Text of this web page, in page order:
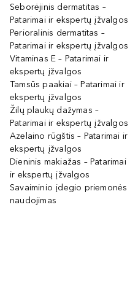
Seborėjinis dermatitas –
Patarimai ir ekspertų įžvalgos
Perioralinis dermatitas –
Patarimai ir ekspertų įžvalgos
Vitaminas E – Patarimai ir
ekspertų įžvalgos
Tamsūs paakiai – Patarimai ir
ekspertų įžvalgos
Žilų plaukų dažymas –
Patarimai ir ekspertų įžvalgos
Azelaino rūgštis – Patarimai ir
ekspertų įžvalgos
Dieninis makiažas – Patarimai
ir ekspertų įžvalgos
Savaiminio įdegio priemonės
naudojimas